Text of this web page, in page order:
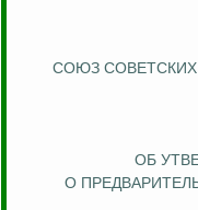
СОЮЗ
ОБ
О